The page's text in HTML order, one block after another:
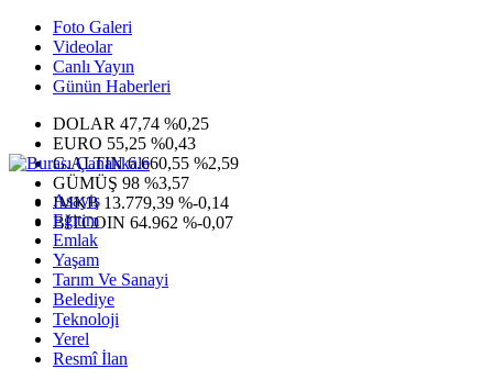
Foto Galeri
Videolar
Canlı Yayın
Günün Haberleri
DOLAR 47,74 %0,25
EURO 55,25 %0,43
G.ALTIN6.660,55 %2,59
GÜMÜŞ 98 %3,57
IMKB 13.779,39 %-0,14
BITCOIN 64.962 %-0,07
Asayiş
Eğitim
Emlak
Yaşam
Tarım Ve Sanayi
Belediye
Teknoloji
Yerel
Resmî İlan